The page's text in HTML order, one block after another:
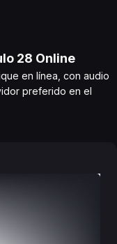
28 Online
en línea, con audio
preferido en el